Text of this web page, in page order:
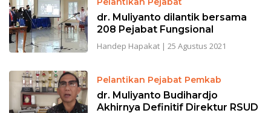
dr. Muliyanto dilantik bersama
208 Pejabat Fungsional
Handep Hapakat| 25 Agustus 2021
Pelantikan Pejabat Pemkab
dr. Muliyanto Budihardjo
Akhirnya Definitif Direktur RSUD